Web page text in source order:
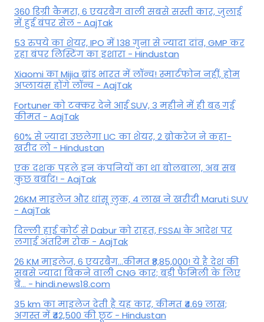
360 डिग्री कैमरा, 6 एयरबैग वाली सबसे सस्ती कार, जुलाई
में हुई बंपर सेल - AajTak
53 रुपये का शेयर, IPO में 138 गुना से ज्यादा दांव, GMP कर
रहा बंपर लिस्टिंग का इशारा - Hindustan
Xiaomi का Mijia ब्रांड भारत में लॉन्च! स्मार्टफोन नहीं, होम
अप्लायंस होंगे लॉन्च - AajTak
Fortuner को टक्कर देने आई SUV, 3 महीने में ही बढ़ गई
कीमत - AajTak
60% से ज्यादा उछलेगा LIC का शेयर, 2 ब्रोकरेज ने कहा-
खरीद लो - Hindustan
एक दशक पहले इन कंपनियों का था बोलबाला, अब सब
कुछ बर्बाद! - AajTak
26KM माइलेज और धांसू लुक, 4 लाख ने खरीदी Maruti SUV
- AajTak
दिल्ली हाई कोर्ट से Dabur को राहत, FSSAI के आदेश पर
लगाई अंतरिम रोक - AajTak
26 KM माइलेज, 6 एयरबैग...कीमत ₹8,85,000! ये है देश की
सबसे ज्यादा बिकने वाली CNG कार; बड़ी फैमिली के लिए
बे... - hindi.news18.com
35 km का माइलेज देती है यह कार, कीमत ₹4.69 लाख;
अगस्त में ₹42,500 की छूट - Hindustan